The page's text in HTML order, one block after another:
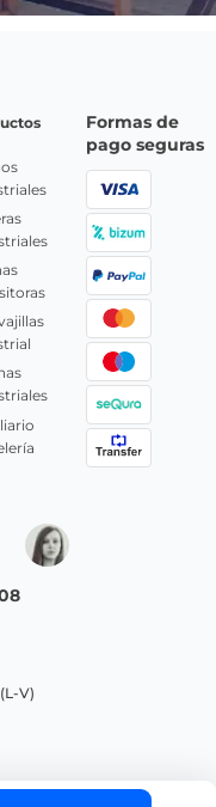
Formas de
pago seguras
V)
cookies |
Aviso legal y